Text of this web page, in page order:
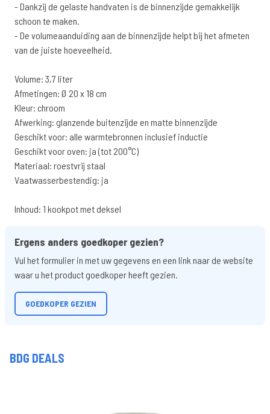
- Dankzij de gelaste handvaten is de binnenzijde gemakkelijk
schoon te maken.
- De volumeaanduiding aan de binnenzijde helpt bij het afmeten
van de juiste hoeveelheid.
Volume: 3,7 liter
Afmetingen: Ø 20 x 18 cm
Kleur: chroom
Afwerking: glanzende buitenzijde en matte binnenzijde
Geschikt voor: alle warmtebronnen inclusief inductie
Geschikt voor oven: ja (tot 200°C)
Materiaal: roestvrij staal
Vaatwasserbestendig: ja
Inhoud: 1 kookpot met deksel
Ergens anders goedkoper gezien?
Vul het formulier in met uw gegevens en een link naar de website
waar u het product goedkoper heeft gezien.
GOEDKOPER GEZIEN
BDG DEALS